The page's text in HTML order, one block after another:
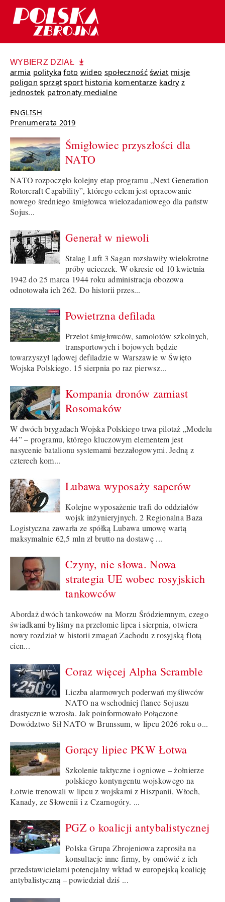
WYBIERZ DZIAŁ
armia polityka foto wideo społeczność świat misje
poligon sprzęt sport historia komentarze kadry z
jednostek patronaty medialne
ENGLISH
Prenumerata 2019
Śmigłowiec przyszłości dla
NATO
NATO rozpoczęło kolejny etap programu „Next Generation
Rotorcraft Capability”, którego celem jest opracowanie
nowego średniego śmigłowca wielozadaniowego dla państw
Sojus...
Generał w niewoli
Stalag Luft 3 Sagan rozsławiły wielokrotne
próby ucieczek. W okresie od 10 kwietnia
1942 do 25 marca 1944 roku administracja obozowa
odnotowała ich 262. Do historii przes...
Powietrzna defilada
Przelot śmigłowców, samolotów szkolnych,
transportowych i bojowych będzie
towarzyszył lądowej defiladzie w Warszawie w Święto
Wojska Polskiego. 15 sierpnia po raz pierwsz...
Kompania dronów zamiast
Rosomaków
W dwóch brygadach Wojska Polskiego trwa pilotaż „Modelu
44” – programu, którego kluczowym elementem jest
nasycenie batalionu systemami bezzałogowymi. Jedną z
czterech kom...
Lubawa wyposaży saperów
Kolejne wyposażenie trafi do oddziałów
wojsk inżynieryjnych. 2 Regionalna Baza
Logistyczna zawarła ze spółką Lubawa umowę wartą
maksymalnie 62,5 mln zł brutto na dostawę ...
Czyny, nie słowa. Nowa
strategia UE wobec rosyjskich
tankowców
Abordaż dwóch tankowców na Morzu Śródziemnym, czego
świadkami byliśmy na przełomie lipca i sierpnia, otwiera
nowy rozdział w historii zmagań Zachodu z rosyjską flotą
cien...
Coraz więcej Alpha Scramble
Liczba alarmowych poderwań myśliwców
NATO na wschodniej flance Sojuszu
drastycznie wzrosła. Jak poinformowało Połączone
Dowództwo Sił NATO w Brunssum, w lipcu 2026 roku o...
Gorący lipiec PKW Łotwa
Szkolenie taktyczne i ogniowe – żołnierze
polskiego kontyngentu wojskowego na
Łotwie trenowali w lipcu z wojskami z Hiszpanii, Włoch,
Kanady, ze Słowenii i z Czarnogóry. ...
PGZ o koalicji antybalistycznej
Polska Grupa Zbrojeniowa zaprosiła na
konsultacje inne firmy, by omówić z ich
przedstawicielami potencjalny wkład w europejską koalicję
antybalistyczną – powiedział dziś ...